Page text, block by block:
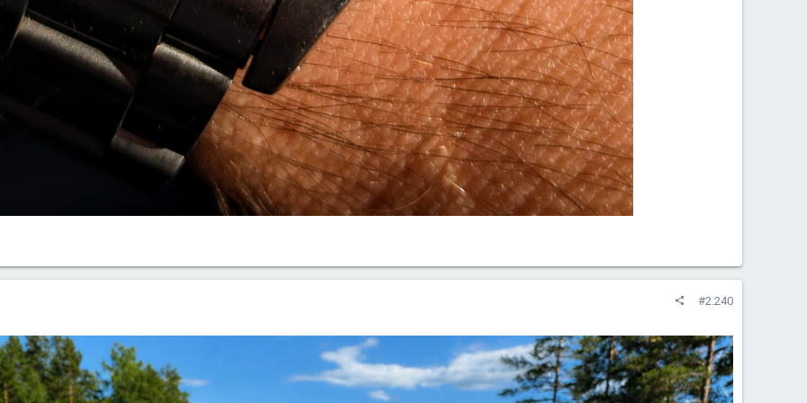
#2.240